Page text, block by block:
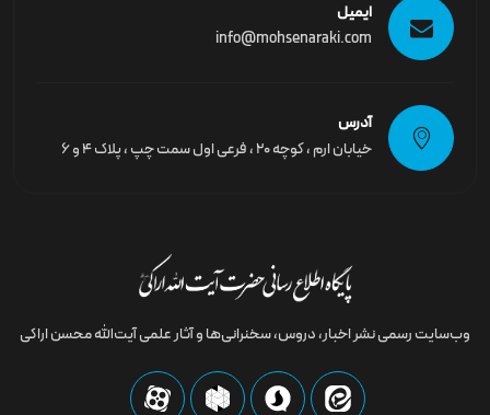
ایمیل
info@mohsenaraki.com
آدرس
خیابان ارم ، کوچه ۲۰ ، فرعی اول سمت چپ ، پلاک ۴ و ۶
وب‌سایت رسمى نشر اخبار، دروس، سخنرانی‌ها و آثار علمی آیت‌الله محسن اراکی